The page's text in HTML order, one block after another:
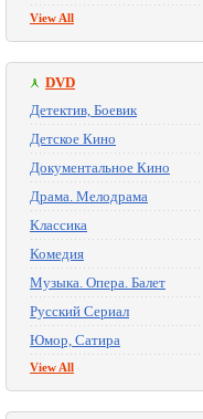
View All
DVD
Детектив, Боевик
Детское Кино
Документальное Кино
Драма. Мелодрама
Классика
Комедия
Музыка. Опера. Балет
Русский Сериал
Юмор, Сатира
View All